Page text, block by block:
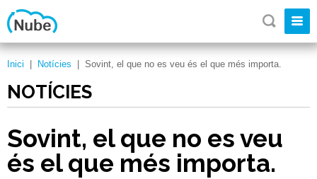
Inici Notícies Sovint, el que no es veu és el que més importa.
NOTÍCIES
Sovint, el que no es veu
és el que més importa.